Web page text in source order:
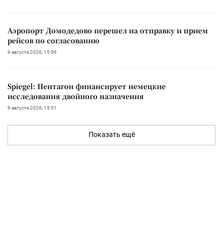
Аэропорт Домодедово перешел на отправку и прием
рейсов по согласованию
9 августа 2026, 15:56
Spiegel: Пентагон финансирует немецкие
исследования двойного назначения
9 августа 2026, 15:51
Показать ещё